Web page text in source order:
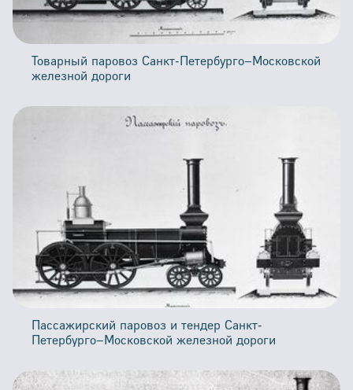
Товарный паровоз Санкт-Петербурго–Московской
железной дороги
Пассажирский паровоз и тендер Санкт-
Петербурго–Московской железной дороги